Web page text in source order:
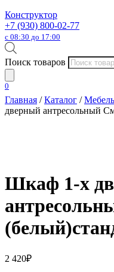
Конструктор
+7 (930) 800-02-77
с 08:30 до 17:00
Поиск товаров
0
Главная /Каталог /
дверный антресольный
Шкаф 1-х
2 420₽